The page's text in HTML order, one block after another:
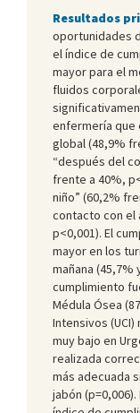
Resultados
oportunidades
el índice de
mayor para el
fluidos
enfermería que
global (48,9%
“después del
frente a 40%,
niño” (60,2%
contacto con el
p<0,001). El
mayor en los
mañana (45,7%
cumplimiento
Médula Ósea
Intensivos
muy bajo en
realizada
más adecuada
jabón